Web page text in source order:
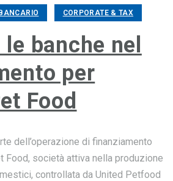
BANCARIO CORPORATE & TAX
banche nel
per
Food
dell’operazione di finanziamento
società attiva nella produzione
controllata da United Petfood